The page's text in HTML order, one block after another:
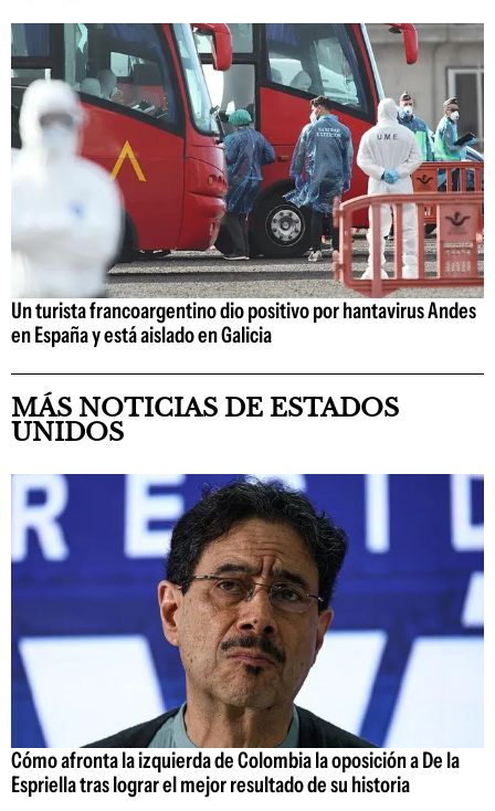
Un turista francoargentino dio positivo por hantavirus Andes
en España y está aislado en Galicia
MÁS NOTICIAS DE ESTADOS
UNIDOS
Cómo afronta la izquierda de Colombia la oposición a De la
Espriella tras lograr el mejor resultado de su historia